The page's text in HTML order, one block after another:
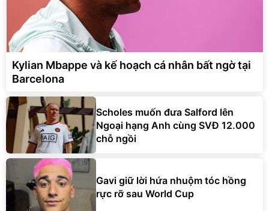
Kylian Mbappe và kế hoạch cá nhân bất ngờ tại
Barcelona
Scholes muốn đưa Salford lên
Ngoại hạng Anh cùng SVĐ 12.000
chỗ ngồi
Gavi giữ lời hứa nhuộm tóc hồng
rực rỡ sau World Cup